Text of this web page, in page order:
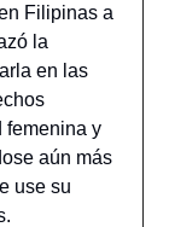
Filipinas a
la
en las
femenina y
aún más
use su